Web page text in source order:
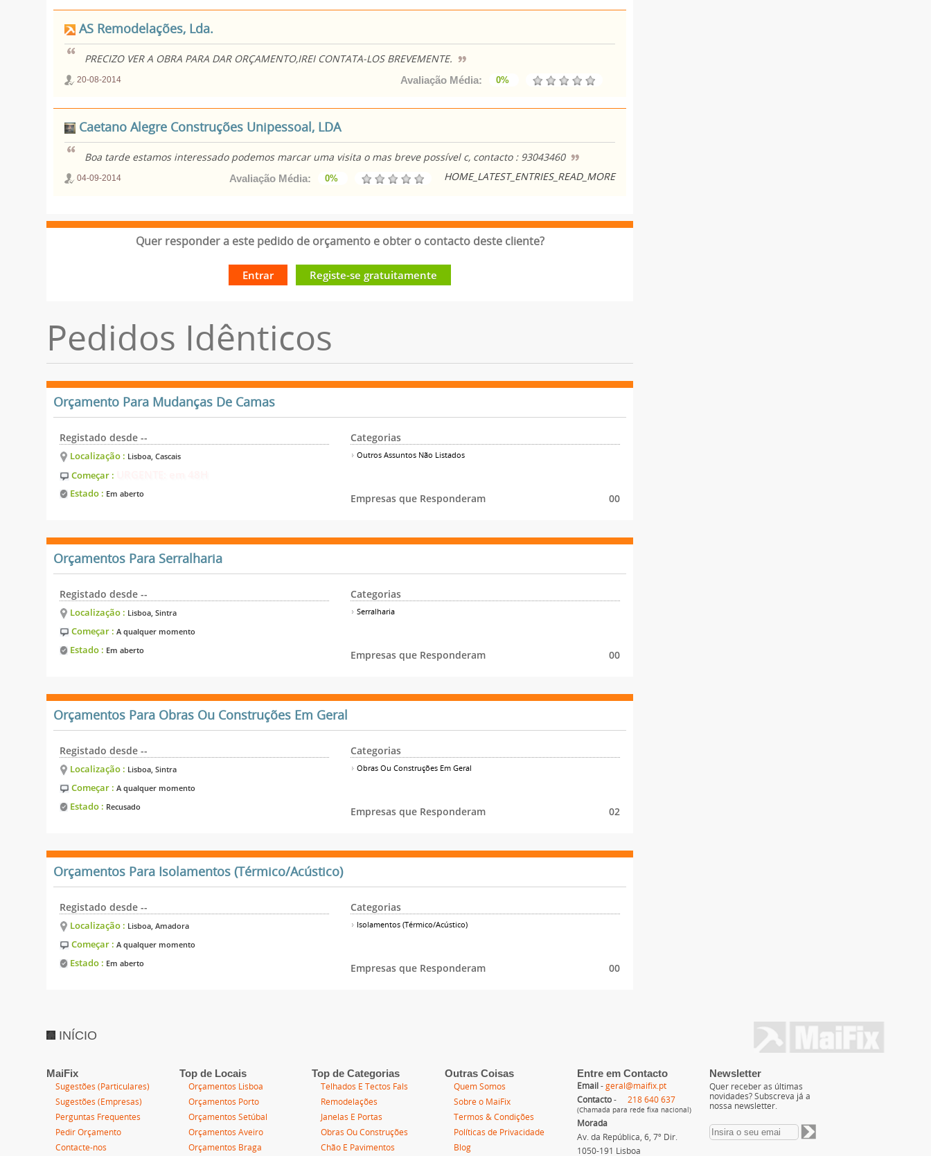
AS Remodelações, Lda.
PRECIZO VER A OBRA PARA DAR ORÇAMENTO,IREI CONTATA-LOS BREVEMENTE.
20-08-2014 Avaliação Média: 0%
Caetano Alegre Construções Unipessoal, LDA
Boa tarde estamos interessado podemos marcar uma visita o mas breve possível c, contacto : 93043460
HOME_LATEST_ENTRIES_READ_MORE
04-09-2014 Avaliação Média: 0%
Quer responder a este pedido de orçamento e obter o contacto deste cliente?
Entrar Registe-se gratuitamente
Pedidos Idênticos
Orçamento Para Mudanças De Camas
Registado desde --
Localização : Lisboa, Cascais
Começar :
Estado : Em aberto
Categorias
Outros Assuntos Não Listados
Empresas que Responderam 00
Orçamentos Para Serralharia
Registado desde --
Localização : Lisboa, Sintra
Começar :A qualquer momento
Estado : Em aberto
Categorias
Serralharia
Empresas que Responderam 00
Orçamentos Para Obras Ou Construções Em Geral
Registado desde --
Localização : Lisboa, Sintra
Começar :A qualquer momento
Estado : Recusado
Categorias
Obras Ou Construções Em Geral
Empresas que Responderam 02
Orçamentos Para Isolamentos (Térmico/Acústico)
Registado desde --
Localização : Lisboa, Amadora
Começar :A qualquer momento
Estado : Em aberto
Categorias
Isolamentos (Térmico/Acústico)
Empresas que Responderam 00
INÍCIO
MaiFix
Sugestões (Particulares)
Sugestões (Empresas)
Perguntas Frequentes
Pedir Orçamento
Contacte-nos
Top de Locais
Orçamentos Lisboa
Orçamentos Porto
Orçamentos Setúbal
Orçamentos Aveiro
Orçamentos Braga
Top de Categorias
Telhados E Tectos Fals
Remodelações
Janelas E Portas
Obras Ou Construções
Chão E Pavimentos
Outras Coisas
Quem Somos
Sobre o MaiFix
Termos & Condições
Políticas de Privacidade
Blog
Entre em Contacto
Email- geral@maifix.pt
Contacto- 218 640 637
(Chamada para rede fixa nacional)
Morada
Av. da República, 6, 7º Dir.
1050-191 Lisboa
Newsletter
Quer receber as últimas
novidades? Subscreva já a
nossa newsletter.